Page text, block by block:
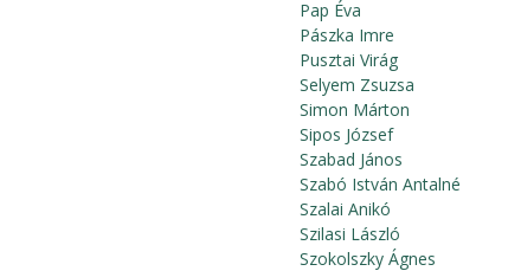
Pap Éva
Pászka Imre
Pusztai Virág
Selyem Zsuzsa
Simon Márton
Sipos József
Szabad János
Szabó István Antalné
Szalai Anikó
Szilasi László
Szokolszky Ágnes